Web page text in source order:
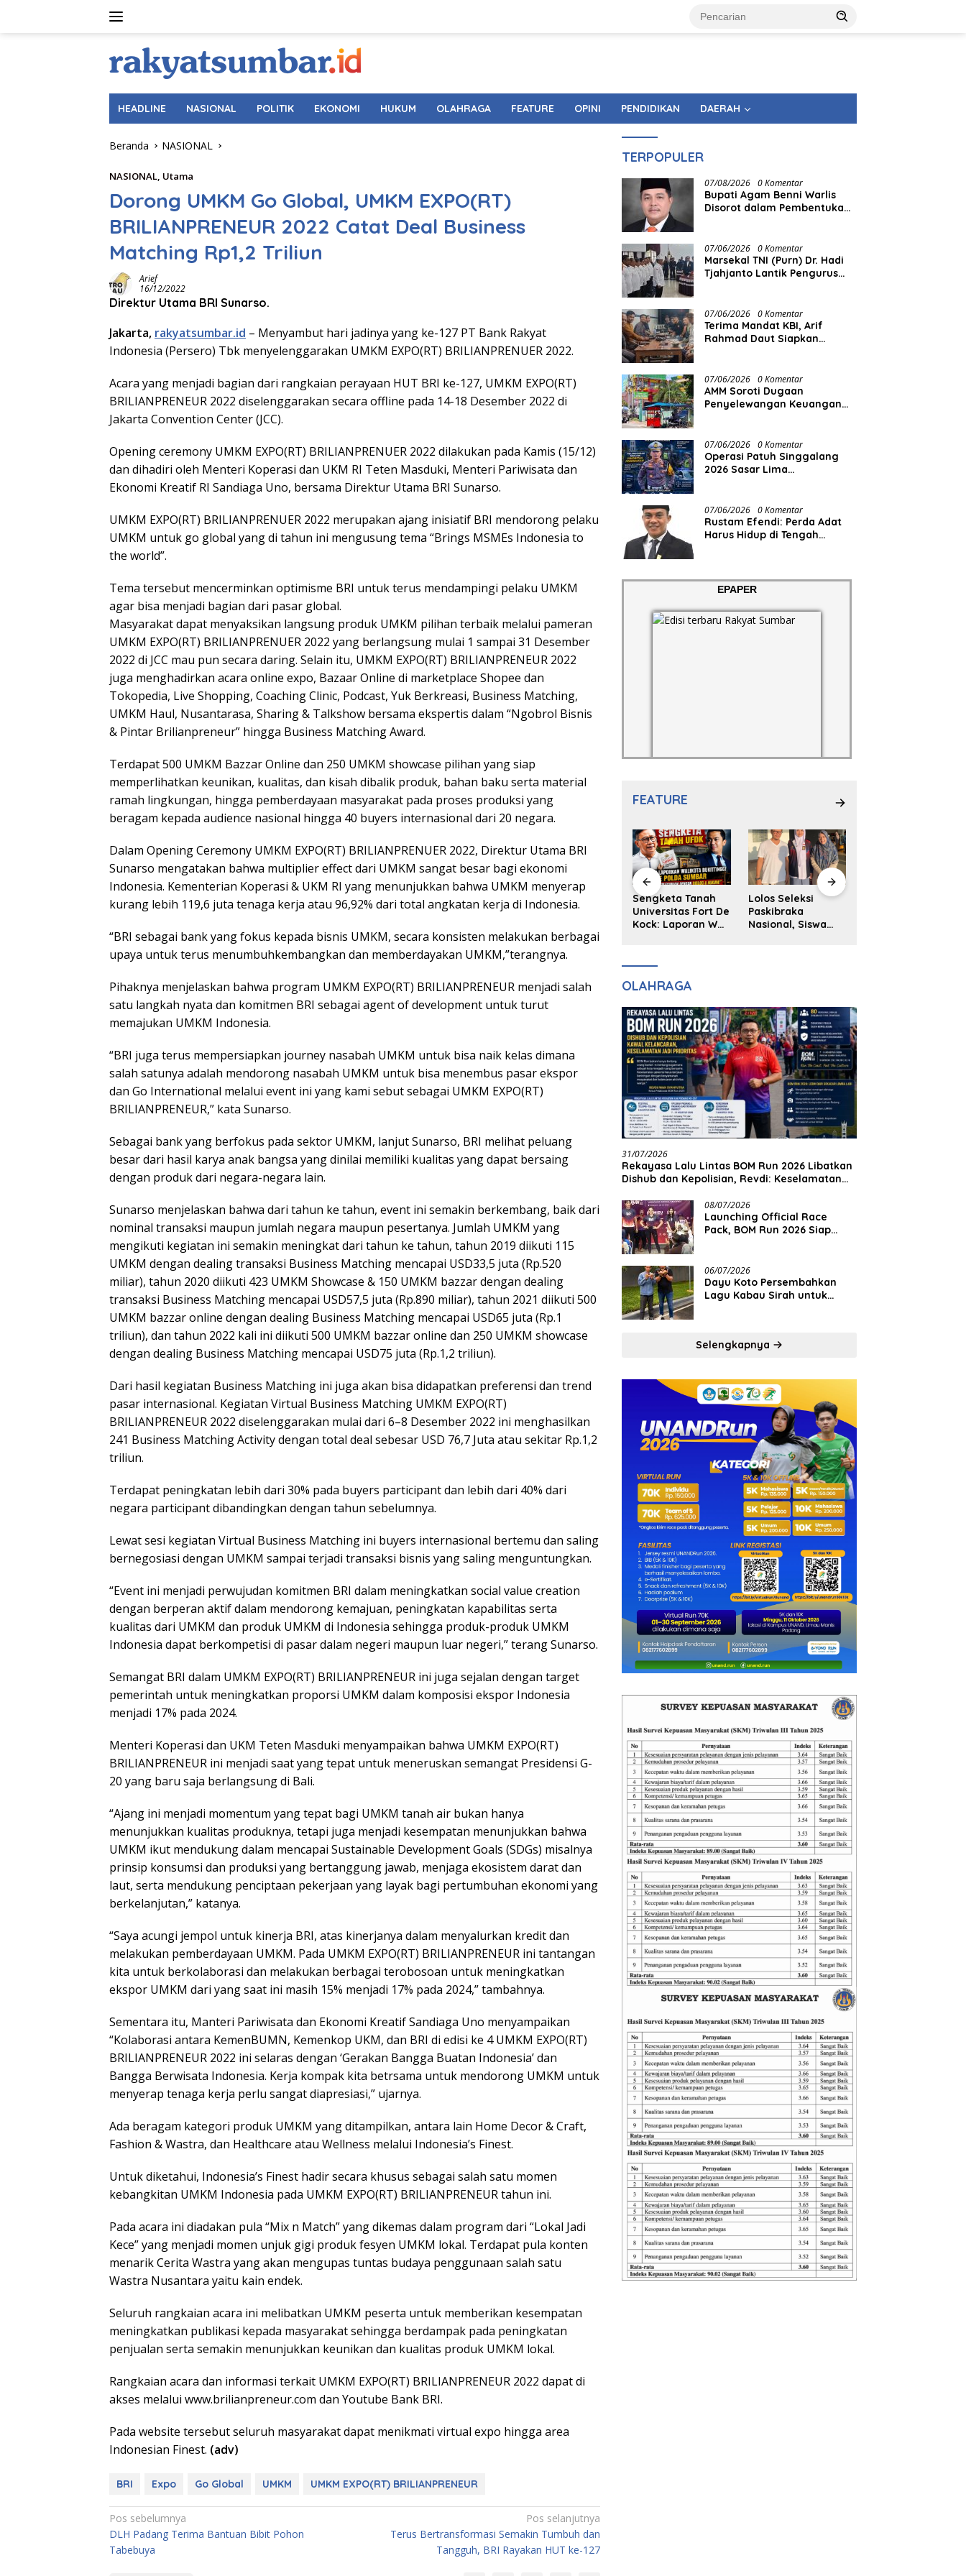
HEADLINE NASIONAL POLITIK EKONOMI HUKUM OLAHRAGA FEATURE OPINI PENDIDIKAN DAERAH
Beranda NASIONAL
NASIONAL, Utama
Dorong UMKM Go Global, UMKM EXPO(RT)
BRILIANPRENEUR 2022 Catat Deal Business
Matching Rp1,2 Triliun
Arief
16/12/2022
Direktur Utama BRI Sunarso.
Jakarta, rakyatsumbar.id – Menyambut hari jadinya yang ke-127 PT Bank Rakyat
Indonesia (Persero) Tbk menyelenggarakan UMKM EXPO(RT) BRILIANPRENUER 2022.
Acara yang menjadi bagian dari rangkaian perayaan HUT BRI ke-127, UMKM EXPO(RT)
BRILIANPRENEUR 2022 diselenggarakan secara offline pada 14-18 Desember 2022 di
Jakarta Convention Center (JCC).
Opening ceremony UMKM EXPO(RT) BRILIANPRENUER 2022 dilakukan pada Kamis (15/12)
dan dihadiri oleh Menteri Koperasi dan UKM RI Teten Masduki, Menteri Pariwisata dan
Ekonomi Kreatif RI Sandiaga Uno, bersama Direktur Utama BRI Sunarso.
UMKM EXPO(RT) BRILIANPRENUER 2022 merupakan ajang inisiatif BRI mendorong pelaku
UMKM untuk go global yang di tahun ini mengusung tema “Brings MSMEs Indonesia to
the world”.
Tema tersebut mencerminkan optimisme BRI untuk terus mendampingi pelaku UMKM
agar bisa menjadi bagian dari pasar global.
Masyarakat dapat menyaksikan langsung produk UMKM pilihan terbaik melalui pameran
UMKM EXPO(RT) BRILIANPRENUER 2022 yang berlangsung mulai 1 sampai 31 Desember
2022 di JCC mau pun secara daring. Selain itu, UMKM EXPO(RT) BRILIANPRENEUR 2022
juga menghadirkan acara online expo, Bazaar Online di marketplace Shopee dan
Tokopedia, Live Shopping, Coaching Clinic, Podcast, Yuk Berkreasi, Business Matching,
UMKM Haul, Nusantarasa, Sharing & Talkshow bersama ekspertis dalam “Ngobrol Bisnis
& Pintar Brilianpreneur” hingga Business Matching Award.
Terdapat 500 UMKM Bazzar Online dan 250 UMKM showcase pilihan yang siap
memperlihatkan keunikan, kualitas, dan kisah dibalik produk, bahan baku serta material
ramah lingkungan, hingga pemberdayaan masyarakat pada proses produksi yang
beragam kepada audience nasional hingga 40 buyers internasional dari 20 negara.
Dalam Opening Ceremony UMKM EXPO(RT) BRILIANPRENUER 2022, Direktur Utama BRI
Sunarso mengatakan bahwa multiplier effect dari UMKM sangat besar bagi ekonomi
Indonesia. Kementerian Koperasi & UKM RI yang menunjukkan bahwa UMKM menyerap
kurang lebih 119,6 juta tenaga kerja atau 96,92% dari total angkatan kerja di Indonesia.
“BRI sebagai bank yang fokus kepada bisnis UMKM, secara konsisten melakukan berbagai
upaya untuk terus menumbuhkembangkan dan memberdayakan UMKM,”terangnya.
Pihaknya menjelaskan bahwa program UMKM EXPO(RT) BRILIANPRENEUR menjadi salah
satu langkah nyata dan komitmen BRI sebagai agent of development untuk turut
memajukan UMKM Indonesia.
“BRI juga terus mempersiapkan journey nasabah UMKM untuk bisa naik kelas dimana
salah satunya adalah mendorong nasabah UMKM untuk bisa menembus pasar ekspor
dan Go International melalui event ini yang kami sebut sebagai UMKM EXPO(RT)
BRILIANPRENEUR,” kata Sunarso.
Sebagai bank yang berfokus pada sektor UMKM, lanjut Sunarso, BRI melihat peluang
besar dari hasil karya anak bangsa yang dinilai memiliki kualitas yang dapat bersaing
dengan produk dari negara-negara lain.
Sunarso menjelaskan bahwa dari tahun ke tahun, event ini semakin berkembang, baik dari
nominal transaksi maupun jumlah negara maupun pesertanya. Jumlah UMKM yang
mengikuti kegiatan ini semakin meningkat dari tahun ke tahun, tahun 2019 diikuti 115
UMKM dengan dealing transaksi Business Matching mencapai USD33,5 juta (Rp.520
miliar), tahun 2020 diikuti 423 UMKM Showcase & 150 UMKM bazzar dengan dealing
transaksi Business Matching mencapai USD57,5 juta (Rp.890 miliar), tahun 2021 diikuti 500
UMKM bazzar online dengan dealing Business Matching mencapai USD65 juta (Rp.1
triliun), dan tahun 2022 kali ini diikuti 500 UMKM bazzar online dan 250 UMKM showcase
dengan dealing Business Matching mencapai USD75 juta (Rp.1,2 triliun).
Dari hasil kegiatan Business Matching ini juga akan bisa didapatkan preferensi dan trend
pasar internasional. Kegiatan Virtual Business Matching UMKM EXPO(RT)
BRILIANPRENEUR 2022 diselenggarakan mulai dari 6–8 Desember 2022 ini menghasilkan
241 Business Matching Activity dengan total deal sebesar USD 76,7 Juta atau sekitar Rp.1,2
triliun.
Terdapat peningkatan lebih dari 30% pada buyers participant dan lebih dari 40% dari
negara participant dibandingkan dengan tahun sebelumnya.
Lewat sesi kegiatan Virtual Business Matching ini buyers internasional bertemu dan saling
bernegosiasi dengan UMKM sampai terjadi transaksi bisnis yang saling menguntungkan.
“Event ini menjadi perwujudan komitmen BRI dalam meningkatkan social value creation
dengan berperan aktif dalam mendorong kemajuan, peningkatan kapabilitas serta
kualitas dari UMKM dan produk UMKM di Indonesia sehingga produk-produk UMKM
Indonesia dapat berkompetisi di pasar dalam negeri maupun luar negeri,” terang Sunarso.
Semangat BRI dalam UMKM EXPO(RT) BRILIANPRENEUR ini juga sejalan dengan target
pemerintah untuk meningkatkan proporsi UMKM dalam komposisi ekspor Indonesia
menjadi 17% pada 2024.
Menteri Koperasi dan UKM Teten Masduki menyampaikan bahwa UMKM EXPO(RT)
BRILIANPRENEUR ini menjadi saat yang tepat untuk meneruskan semangat Presidensi G-
20 yang baru saja berlangsung di Bali.
“Ajang ini menjadi momentum yang tepat bagi UMKM tanah air bukan hanya
menunjukkan kualitas produknya, tetapi juga menjadi kesempatan menunjukkan bahwa
UMKM ikut mendukung dalam mencapai Sustainable Development Goals (SDGs) misalnya
prinsip konsumsi dan produksi yang bertanggung jawab, menjaga ekosistem darat dan
laut, serta mendukung penciptaan pekerjaan yang layak bagi pertumbuhan ekonomi yang
berkelanjutan,” katanya.
“Saya acungi jempol untuk kinerja BRI, atas kinerjanya dalam menyalurkan kredit dan
melakukan pemberdayaan UMKM. Pada UMKM EXPO(RT) BRILIANPRENEUR ini tantangan
kita untuk berkolaborasi dan melakukan berbagai terobosoan untuk meningkatkan
ekspor UMKM dari yang saat ini masih 15% menjadi 17% pada 2024,” tambahnya.
Sementara itu, Manteri Pariwisata dan Ekonomi Kreatif Sandiaga Uno menyampaikan
“Kolaborasi antara KemenBUMN, Kemenkop UKM, dan BRI di edisi ke 4 UMKM EXPO(RT)
BRILIANPRENEUR 2022 ini selaras dengan ‘Gerakan Bangga Buatan Indonesia’ dan
Bangga Berwisata Indonesia. Kerja kompak kita betrsama untuk mendorong UMKM untuk
menyerap tenaga kerja perlu sangat diapresiasi,” ujarnya.
Ada beragam kategori produk UMKM yang ditampilkan, antara lain Home Decor & Craft,
Fashion & Wastra, dan Healthcare atau Wellness melalui Indonesia’s Finest.
Untuk diketahui, Indonesia’s Finest hadir secara khusus sebagai salah satu momen
kebangkitan UMKM Indonesia pada UMKM EXPO(RT) BRILIANPRENEUR tahun ini.
Pada acara ini diadakan pula “Mix n Match” yang dikemas dalam program dari “Lokal Jadi
Kece” yang menjadi momen unjuk gigi produk fesyen UMKM lokal. Terdapat pula konten
menarik Cerita Wastra yang akan mengupas tuntas budaya penggunaan salah satu
Wastra Nusantara yaitu kain endek.
Seluruh rangkaian acara ini melibatkan UMKM peserta untuk memberikan kesempatan
meningkatkan publikasi kepada masyarakat sehingga berdampak pada peningkatan
penjualan serta semakin menunjukkan keunikan dan kualitas produk UMKM lokal.
Rangkaian acara dan informasi terkait UMKM EXPO(RT) BRILIANPRENEUR 2022 dapat di
akses melalui www.brilianpreneur.com dan Youtube Bank BRI.
Pada website tersebut seluruh masyarakat dapat menikmati virtual expo hingga area
Indonesian Finest. (adv)
BRI Expo Go Global UMKM UMKM EXPO(RT) BRILIANPRENEUR
Navigasi
pos
Pos sebelumnya
DLH Padang Terima Bantuan Bibit Pohon
Tabebuya
Pos selanjutnya
Terus Bertransformasi Semakin Tumbuh dan
Tangguh, BRI Rayakan HUT ke-127
TERPOPULER
07/08/2026 0 Komentar
Bupati Agam Benni Warlis
Disorot dalam Pembentukan
07/06/2026 0 Komentar
Marsekal TNI (Purn) Dr. Hadi
Tjahjanto Lantik Pengurus
07/06/2026 0 Komentar
Terima Mandat KBI, Arif
Rahmad Daut Siapkan
07/06/2026 0 Komentar
AMM Soroti Dugaan
Penyelewangan Keuangan
07/06/2026 0 Komentar
Operasi Patuh Singgalang
2026 Sasar Lima
07/06/2026 0 Komentar
Rustam Efendi: Perda Adat
Harus Hidup di Tengah
EPAPER
FEATURE
Launching Buku
Antologi Puisi
999 Karya
Sulaiman Juned:
Memungut
Lalu untuk Masa
Depan
Diskusi Komunitas
Penulis Minang:
Menulis Bahasa
Minang
Redupnya Tren
Batu Akik di Kota
dan Pengrajin
Tetap Bertahan
dengan Kualitas
Sengketa Tanah
Universitas Fort De
Kock: Laporan Wali
Harapan Akan
Lolos Seleksi
Paskibraka
Nasional, Siswa
OLAHRAGA
31/07/2026
Rekayasa Lalu Lintas BOM Run 2026 Libatkan
Dishub dan Kepolisian, Revdi: Keselamatan
08/07/2026
Launching Official Race
Pack, BOM Run 2026 Siap
06/07/2026
Dayu Koto Persembahkan
Lagu Kabau Sirah untuk
Selengkapnya